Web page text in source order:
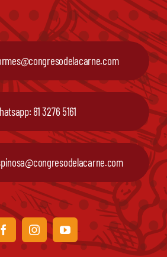
81 3276 5161